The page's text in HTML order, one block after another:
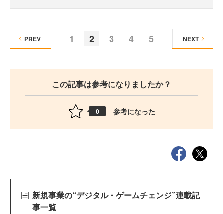
1 2 3 4 5
PREV NEXT
この記事は参考になりましたか？
0 参考になった
新規事業の“デジタル・ゲームチェンジ”連載記
事一覧